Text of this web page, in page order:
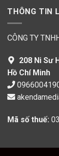
THÔNG TIN
CÔNG TY
208 Ni Sư
Hồ Chí Minh
Mã số thuế: